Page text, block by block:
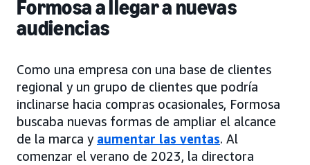
Formosa a llegar a nuevas
audiencias
Como una empresa con una base de clientes
regional y un grupo de clientes que podría
inclinarse hacia compras ocasionales, Formosa
buscaba nuevas formas de ampliar el alcance
de la marca y aumentar las ventas. Al
comenzar el verano de 2023, la directora